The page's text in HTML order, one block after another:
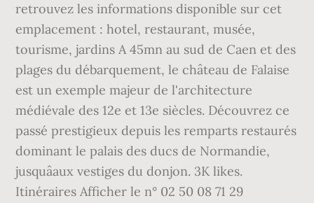
retrouvez les informations disponible sur cet
emplacement : hotel, restaurant, musée,
tourisme, jardins A 45mn au sud de Caen et des
plages du débarquement, le château de Falaise
est un exemple majeur de l'architecture
médiévale des 12e et 13e siècles. Découvrez ce
passé prestigieux depuis les remparts restaurés
dominant le palais des ducs de Normandie,
jusquâaux vestiges du donjon. 3K likes.
Itinéraires Afficher le n° 02 50 08 71 29